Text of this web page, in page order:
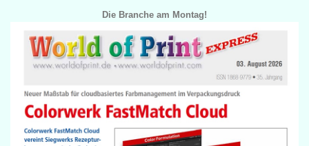
Die Branche am Montag!